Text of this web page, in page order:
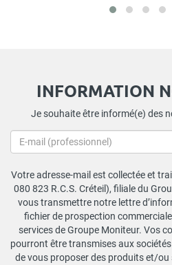
INFORMATION
Je souhaite être informé(e) des
Votre adresse-mail est collectée et
080 823 R.C.S. Créteil), filiale du
vous transmettre notre lettre
fichier de prospection
services de Groupe Moniteur. Vos
pourront être transmises aux
de vous proposer des produits et/